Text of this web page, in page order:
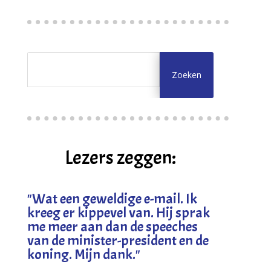
Lezers zeggen:
"Wat een geweldige e-mail. Ik
kreeg er kippevel van. Hij sprak
me meer aan dan de speeches
van de minister-president en de
koning. Mijn dank."